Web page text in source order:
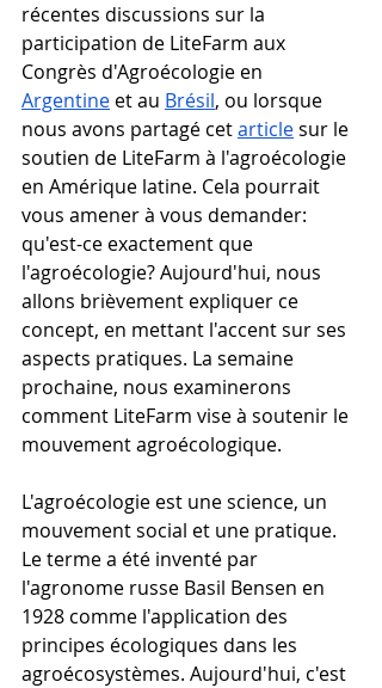
récentes discussions sur la
participation de LiteFarm aux
Congrès d'Agroécologie en
Argentine et au Brésil, ou lorsque
nous avons partagé cet article sur le
soutien de LiteFarm à l'agroécologie
en Amérique latine. Cela pourrait
vous amener à vous demander:
qu'est-ce exactement que
l'agroécologie? Aujourd'hui, nous
allons brièvement expliquer ce
concept, en mettant l'accent sur ses
aspects pratiques. La semaine
prochaine, nous examinerons
comment LiteFarm vise à soutenir le
mouvement agroécologique.
L'agroécologie est une science, un
mouvement social et une pratique.
Le terme a été inventé par
l'agronome russe Basil Bensen en
1928 comme l'application des
principes écologiques dans les
agroécosystèmes. Aujourd'hui, c'est